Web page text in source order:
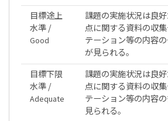
目標途上
水準 /
Good
課題の実施状況は良
点に関する資料の収
テーション等の内容
が見られる。
目標下限
水準 /
Adequate
課題の実施状況は良
点に関する資料の収
テーション等の内容
見られる。